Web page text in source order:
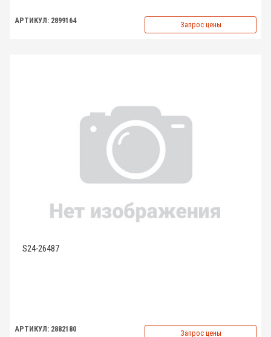
АРТИКУЛ: 2899164 Запрос цены
S24-26487
АРТИКУЛ: 2882180 Запрос цены